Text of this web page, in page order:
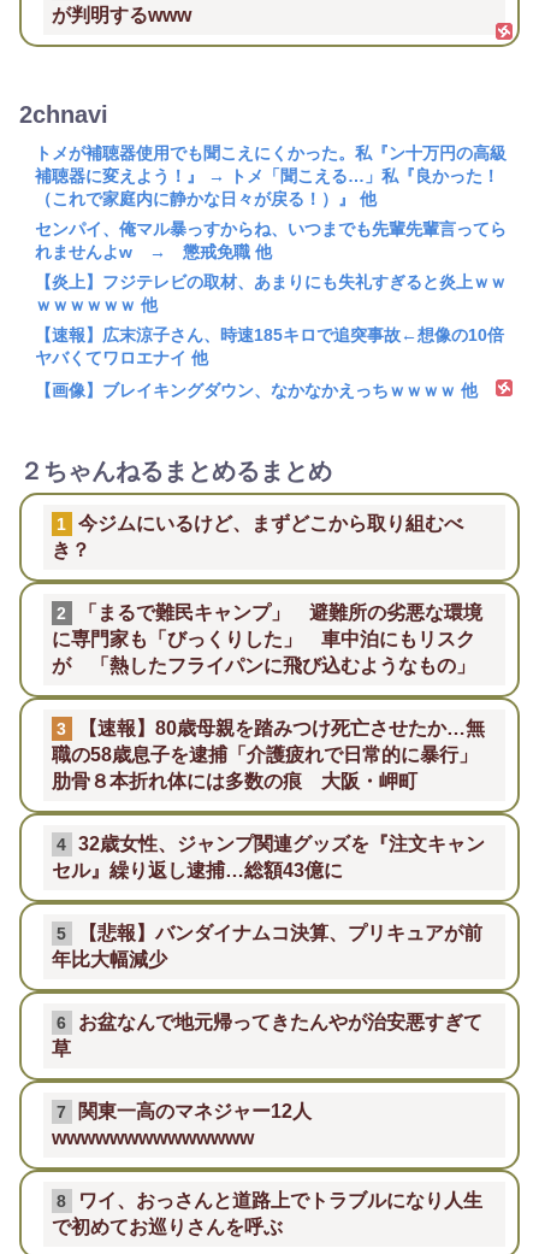
が判明するwww
2chnavi
トメが補聴器使用でも聞こえにくかった。私『ン十万円の高級
補聴器に変えよう！』 → トメ「聞こえる…」私『良かった！
（これで家庭内に静かな日々が戻る！）』 他
センパイ、俺マル暴っすからね、いつまでも先輩先輩言ってら
れませんよw → 懲戒免職 他
【炎上】フジテレビの取材、あまりにも失礼すぎると炎上ｗｗ
ｗｗｗｗｗｗ 他
【速報】広末涼子さん、時速185キロで追突事故←想像の10倍
ヤバくてワロエナイ 他
【画像】ブレイキングダウン、なかなかえっちｗｗｗｗ 他
２ちゃんねるまとめるまとめ
1
今ジムにいるけど、まずどこから取り組むべ
き？
2
「まるで難民キャンプ」 避難所の劣悪な環境
に専門家も「びっくりした」 車中泊にもリスク
が 「熱したフライパンに飛び込むようなもの」
3
【速報】80歳母親を踏みつけ死亡させたか…無
職の58歳息子を逮捕「介護疲れで日常的に暴行」
肋骨８本折れ体には多数の痕 大阪・岬町
4
32歳女性、ジャンプ関連グッズを『注文キャン
セル』繰り返し逮捕…総額43億に
5
【悲報】バンダイナムコ決算、プリキュアが前
年比大幅減少
6
お盆なんで地元帰ってきたんやが治安悪すぎて
草
7
関東一高のマネジャー12人
wwwwwwwwwwwwww
8
ワイ、おっさんと道路上でトラブルになり人生
で初めてお巡りさんを呼ぶ